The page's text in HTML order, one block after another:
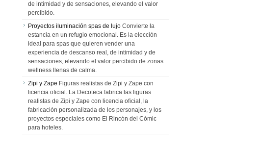
de intimidad y de sensaciones, elevando el valor
percibido.
Proyectos iluminación spas de lujo Convierte la
estancia en un refugio emocional. Es la elección
ideal para spas que quieren vender una
experiencia de descanso real, de intimidad y de
sensaciones, elevando el valor percibido de zonas
wellness llenas de calma.
Zipi y Zape Figuras realistas de Zipi y Zape con
licencia oficial. La Decoteca fabrica las figuras
realistas de Zipi y Zape con licencia oficial, la
fabricación personalizada de los personajes, y los
proyectos especiales como El Rincón del Cómic
para hoteles.